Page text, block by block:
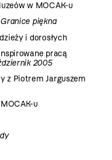
w MOCAK-u
Granice piękna
i dorosłych
pracą
2005
z Piotrem Jarguszem
u